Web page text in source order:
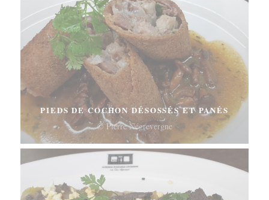
PIEDS DE COCHON DÉSOSSÉS ET PANÉS
© Pierre Négrevergne